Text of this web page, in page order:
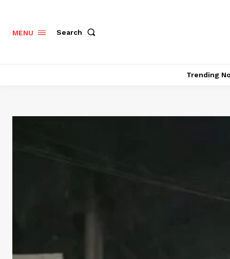
MENU Search
Trending